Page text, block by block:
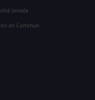
limitée
en Commun